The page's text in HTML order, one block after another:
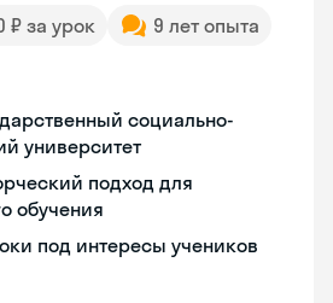
₽ за урок
9 лет опыта
социально-
университет
подход для
обучения
под интересы учеников